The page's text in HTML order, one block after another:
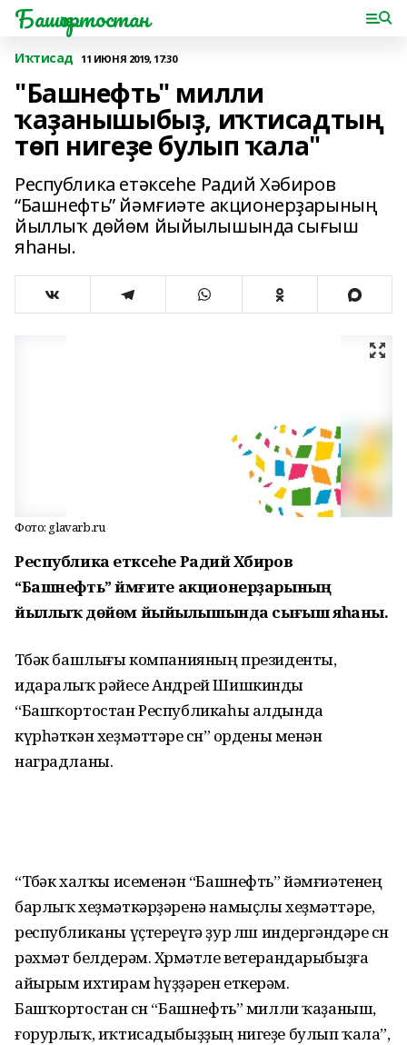
Башҡортостан
Иҡтисад 11 ИЮНЯ 2019, 17:30
"Башнефть" милли
ҡаҙанышыбыҙ, иҡтисадтың
төп нигеҙе булып ҡала"
Республика етәксеһе Радий Хәбиров
“Башнефть” йәмғиәте акционерҙарының
йыллыҡ дөйөм йыйылышында сығыш
яһаны.
Фото: glavarb.ru
Республика етәксеһе Радий Хәбиров
“Башнефть” йәмғиәте акционерҙарының
йыллыҡ дөйөм йыйылышында сығыш яһаны.
Төбәк башлығы компанияның президенты,
идаралыҡ рәйесе Андрей Шишкинды
“Башҡортостан Республикаһы алдында
күрһәткән хеҙмәттәре өсөн” ордены менән
наградланы.
“Төбәк халҡы исеменән “Башнефть” йәмғиәтенең
барлыҡ хеҙмәткәрҙәренә намыҫлы хеҙмәттәре,
республиканы үҫтереүгә ҙур өлөш индергәндәре өсөн
рәхмәт белдерәм. Хөрмәтле ветерандарыбыҙға
айырым ихтирам һүҙҙәрен еткерәм.
Башҡортостан өсөн “Башнефть” милли ҡаҙаныш,
ғорурлыҡ, иҡтисадыбыҙҙың нигеҙе булып ҡала”,